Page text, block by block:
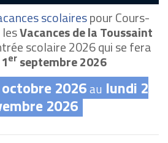
scolairespour Cours-
Vacances de la Toussaint
scolaire 2026 qui se fera
erseptembre 2026
2026au lundi 2
2026